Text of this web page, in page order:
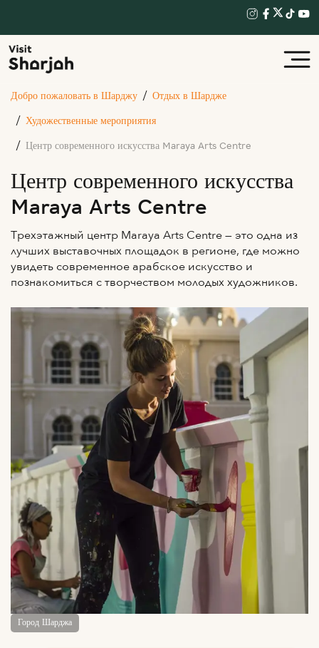
Добро пожаловать в Шарджу Отдых в Шардже
Художественные мероприятия
Центр современного искусства Maraya Arts Centre
Центр современного искусства
Maraya Arts Centre
Трехэтажный центр Maraya Arts Centre — это одна из
лучших выставочных площадок в регионе, где можно
увидеть современное арабское искусство и
познакомиться с творчеством молодых художников.
Город Шарджа